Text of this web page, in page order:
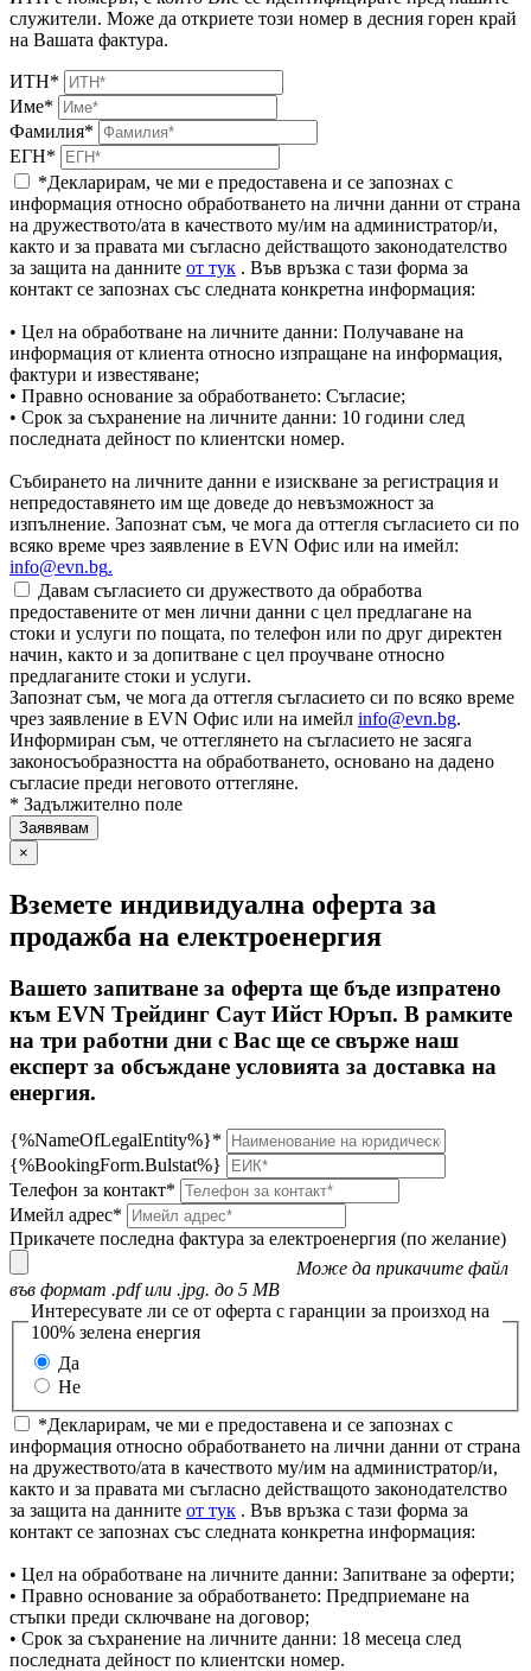
служители. Може да откриете този номер в десния горен край
на Вашата фактура.
ИТН*
Име*
Фамилия*
ЕГН*
*Декларирам, че ми е предоставена и се запознах с
информация относно обработването на лични данни от страна
на дружеството/ата в качеството му/им на администратор/и,
както и за правата ми съгласно действащото законодателство
за защита на данните от тук . Във връзка с тази форма за
контакт се запознах със следната конкретна информация:
• Цел на обработване на личните данни: Получаване на
информация от клиента относно изпращане на информация,
фактури и известяване;
• Правно основание за обработването: Съгласие;
• Срок за съхранение на личните данни: 10 години след
последната дейност по клиентски номер.
Събирането на личните данни е изискване за регистрация и
непредоставянето им ще доведе до невъзможност за
изпълнение. Запознат съм, че мога да оттегля съгласието си по
всяко време чрез заявление в EVN Офис или на имейл:
info@evn.bg.
Давам съгласието си дружеството да обработва
предоставените от мен лични данни с цел предлагане на
стоки и услуги по пощата, по телефон или по друг директен
начин, както и за допитване с цел проучване относно
предлаганите стоки и услуги.
Запознат съм, че мога да оттегля съгласието си по всяко време
чрез заявление в EVN Офис или на имейл info@evn.bg.
Информиран съм, че оттеглянето на съгласието не засяга
законосъобразността на обработването, основано на дадено
съгласие преди неговото оттегляне.
* Задължително поле
×
Вземете индивидуална оферта за
продажба на електроенергия
Вашето запитване за оферта ще бъде изпратено
към EVN Трейдинг Саут Ийст Юръп. В рамките
на три работни дни с Вас ще се свърже наш
експерт за обсъждане условията за доставка на
енергия.
{%NameOfLegalEntity%}*
{%BookingForm.Bulstat%}
Телефон за контакт*
Имейл адрес*
Прикачете последна фактура за електроенергия (по желание)
Може да прикачите файл
във формат .pdf или .jpg. до 5 MB
Интересувате ли се от оферта с гаранции за произход на
100% зелена енергия
Да
Не
*Декларирам, че ми е предоставена и се запознах с
информация относно обработването на лични данни от страна
на дружеството/ата в качеството му/им на администратор/и,
както и за правата ми съгласно действащото законодателство
за защита на данните от тук . Във връзка с тази форма за
контакт се запознах със следната конкретна информация:
• Цел на обработване на личните данни: Запитване за оферти;
• Правно основание за обработването: Предприемане на
стъпки преди сключване на договор;
• Срок за съхранение на личните данни: 18 месеца след
последната дейност по клиентски номер.